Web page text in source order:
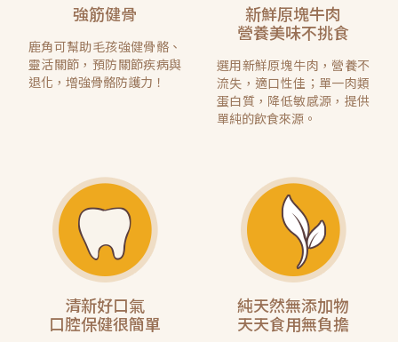
強筋健骨
鹿角可幫助毛孩強健骨骼、
靈活關節，預防關節疾病與
退化，增強骨骼防護力！
新鮮原塊牛肉
營養美味不挑食
選用新鮮原塊牛肉，營養不
流失，適口性佳；單一肉類
蛋白質，降低敏感源，提供
單純的飲食來源。
清新好口氣
口腔保健很簡單
純天然無添加物
天天食用無負擔